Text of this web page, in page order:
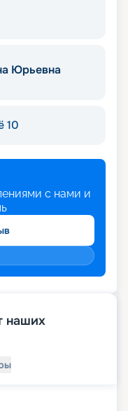
Юрьевна
10
с нами и
наших